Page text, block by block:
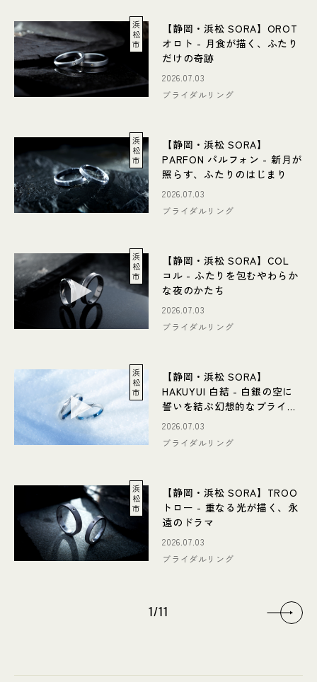
浜
松
市
【静岡・浜松 SORA】OROT
オロト - 月食が描く、ふたり
だけの奇跡
2026.07.03
ブライダルリング
浜
松
市
【静岡・浜松 SORA】
PARFON パルフォン - 新月が
照らす、ふたりのはじまり
2026.07.03
ブライダルリング
浜
松
市
【静岡・浜松 SORA】COL
コル - ふたりを包むやわらか
な夜のかたち
2026.07.03
ブライダルリング
浜
松
市
【静岡・浜松 SORA】
HAKUYUI 白結 - 白銀の空に
誓いを結ぶ幻想的なブライダ
ルリング
2026.07.03
ブライダルリング
浜
松
市
【静岡・浜松 SORA】TROO
トロー - 重なる光が描く、永
遠のドラマ
2026.07.03
ブライダルリング
1/11